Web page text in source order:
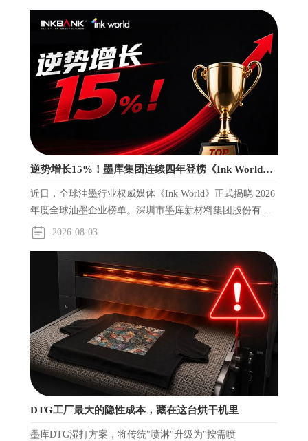
逆势增长15%！墨库集团连续四年登榜《Ink World》
全球油墨企业TOP榜
近日，全球油墨行业权威媒体《Ink World》正式揭晓 2026
年度全球油墨企业榜单。深圳市墨库新材料集团股份有限
公司（简称"墨库集团"）凭借稳健的全球市场表现再度入
选——这是墨库集团连续第四年入围该榜单。
2026-08-03
DTG工厂最大的隐性成本，藏在这台烘干机里
墨库DTG湿打方案，将传统"喷淋"升级为"按需喷